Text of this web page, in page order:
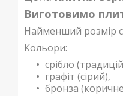
Виготовимо
Найменший розмір
Кольори:
срібло
графіт (сірий),
бронза